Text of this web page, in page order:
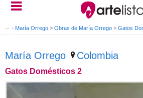
> María Orrego > Obras de María Orrego > Gatos
María Orrego Colombia
Gatos Domésticos 2